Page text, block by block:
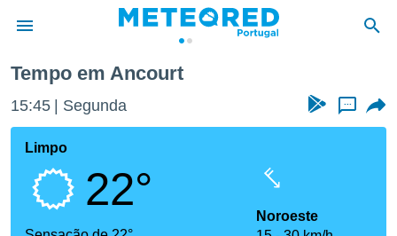
da
foi
fornecidas
Tempo em Ancourt
15:45 Segunda ...
Limpo
22°
Noroeste